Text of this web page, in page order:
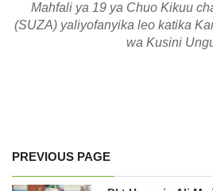
Mahfali ya 19 ya Chuo Kikuu
(SUZA) yaliyofanyika leo katika
wa Kusini
PREVIOUS PAGE